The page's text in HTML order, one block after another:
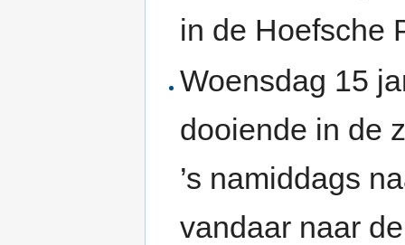
in de Hoefsche
Woensdag 15
dooiende in de
’s namiddags
vandaar naar